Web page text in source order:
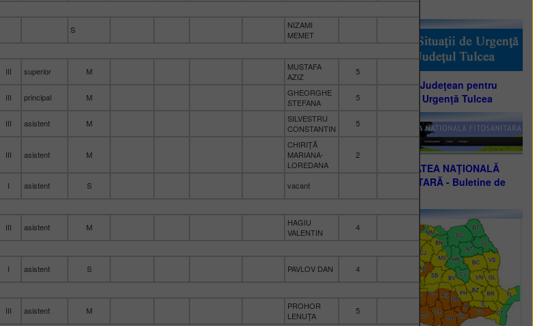
S
NIZAMI
MEMET
III superior M
MUSTAFA
AZIZ
5
III principal M
GHEORGHE
STEFANA
5
III asistent M
SILVESTRU
CONSTANTIN
5
III asistent M
CHIRIȚĂ
MARIANA-
LOREDANA
2
I asistent S vacant
III asistent M
HAGIU
VALENTIN
4
I asistent S PAVLOV DAN 4
III asistent M
PROHOR
LENUȚA
5
Comitetul Judeţean pentru
Situaţii de Urgenţă Tulcea
AUTORITATEA NAŢIONALĂ
FITOSANITARĂ - Buletine de